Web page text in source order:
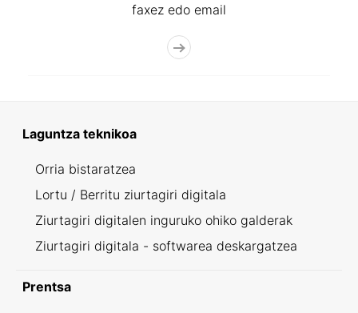
faxez edo email
Laguntza teknikoa
Orria bistaratzea
Lortu / Berritu ziurtagiri digitala
Ziurtagiri digitalen inguruko ohiko galderak
Ziurtagiri digitala - softwarea deskargatzea
Prentsa